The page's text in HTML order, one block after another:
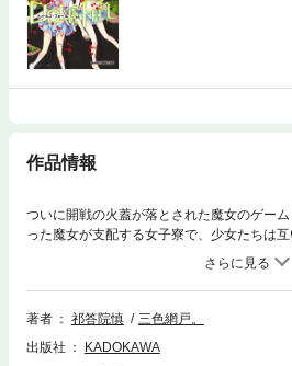
作品情報
ついに開戦の火蓋が落とされた魔女のゲー
った魔女が支配する女子寮で、少女たちは互
に満ちた魔女の掌の上でめいりにもその
てカバー＆口絵の文字無し〈完全イラスト
を収録した、電子書籍だけの特別版です！
著者
祁答院慎
三色網戸。
出版社
KADOKAWA